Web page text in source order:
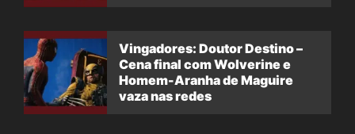
Vingadores: Doutor Destino –
Cena final com Wolverine e
Homem-Aranha de Maguire
vaza nas redes